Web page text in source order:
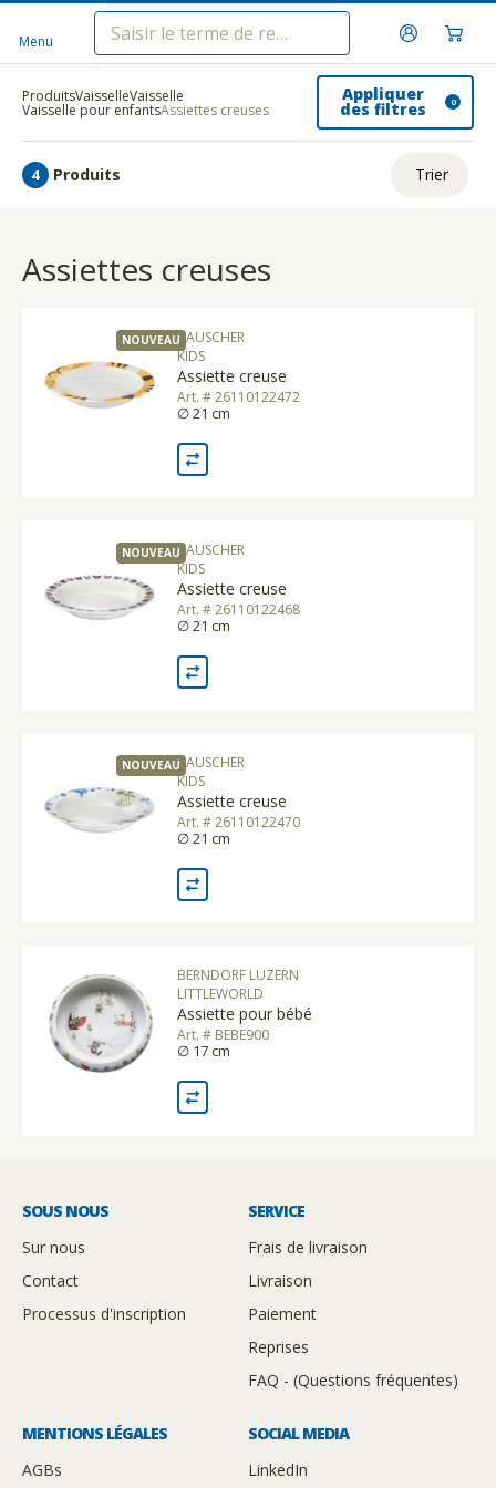
Menu
ProduitsVaisselleVaisselle
Vaisselle pour enfantsAssiettes creuses
Appliquer
des filtres 0
4 Produits Trier
Assiettes creuses
NOUVEAUBAUSCHER
KIDS
Assiette creuse
Art. # 26110122472
∅ 21 cm
NOUVEAUBAUSCHER
KIDS
Assiette creuse
Art. # 26110122468
∅ 21 cm
NOUVEAUBAUSCHER
KIDS
Assiette creuse
Art. # 26110122470
∅ 21 cm
BERNDORF LUZERN
LITTLEWORLD
Assiette pour bébé
Art. # BEBE900
∅ 17 cm
SOUS NOUS
Sur nous
Contact
Processus d'inscription
SERVICE
Frais de livraison
Livraison
Paiement
Reprises
FAQ - (Questions fréquentes)
MENTIONS LÉGALES
AGBs
SOCIAL MEDIA
LinkedIn